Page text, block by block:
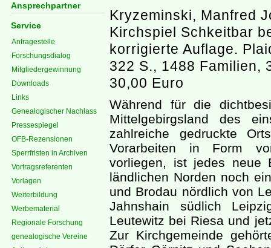
Ansprechpartner
Service
Anfragestelle
Forschungsdialog
Mitgliedergewinnung
Downloads
Links
Genealogischer Nachlass
Pressespiegel
OFB-Rezensionen
Sperrfristen in Archiven
Vortragsreferenten
Vorlagen
Weiterbildung
Werbematerial
Regionale Forschung
genealogische Vereine
Kryzeminski, Manfred
Kirchspiel Schkeitbar
korrigierte Auflage.
322 S., 1488 Familien,
30,00 Euro
Während für die
Mittelgebirgsland des
zahlreiche gedruckte
Vorarbeiten in Form
vorliegen, ist jedes neue
ländlichen Norden noch
und Brodau nördlich von
Jahnshain südlich
Leutewitz bei Riesa und
Zur Kirchgemeinde